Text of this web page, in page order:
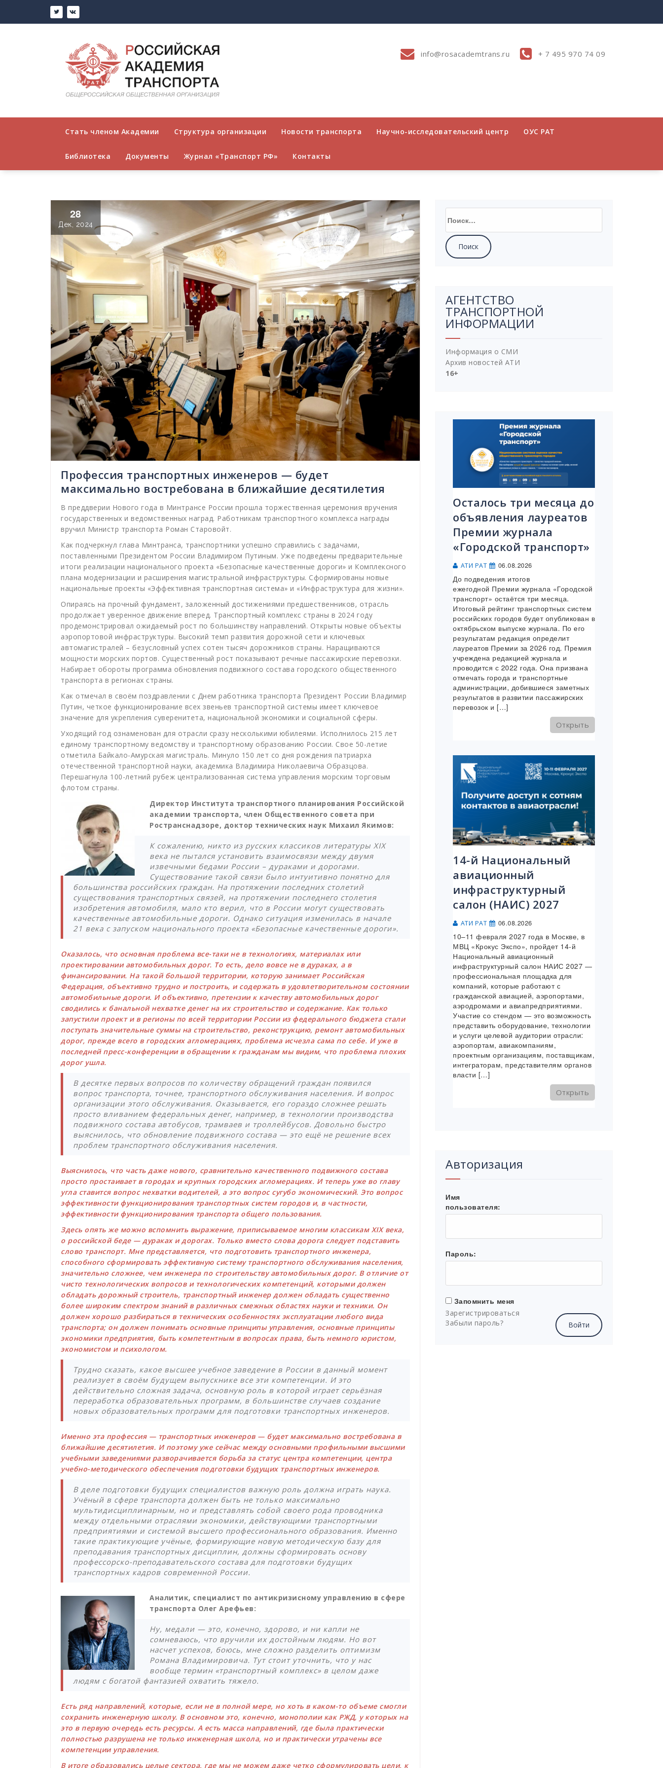
содержимому
info@rosacademtrans.ru + 7 495 970 74 09
Стать членом Академии Структура организации Новости транспорта Научно-исследовательский центр ОУС РАТ
Библиотека Документы Журнал «Транспорт РФ» Контакты
28
Дек, 2024
Профессия транспортных инженеров — будет
максимально востребована в ближайшие десятилетия
В преддверии Нового года в Минтрансе России прошла торжественная церемония вручения
государственных и ведомственных наград. Работникам транспортного комплекса награды
вручил Министр транспорта Роман Старовойт.
Как подчеркнул глава Минтранса, транспортники успешно справились с задачами,
поставленными Президентом России Владимиром Путиным. Уже подведены предварительные
итоги реализации национального проекта «Безопасные качественные дороги» и Комплексного
плана модернизации и расширения магистральной инфраструктуры. Сформированы новые
национальные проекты «Эффективная транспортная система» и «Инфраструктура для жизни».
Опираясь на прочный фундамент, заложенный достижениями предшественников, отрасль
продолжает уверенное движение вперед. Транспортный комплекс страны в 2024 году
продемонстрировал ожидаемый рост по большинству направлений. Открыты новые объекты
аэропортовой инфраструктуры. Высокий темп развития дорожной сети и ключевых
автомагистралей – безусловный успех сотен тысяч дорожников страны. Наращиваются
мощности морских портов. Существенный рост показывают речные пассажирские перевозки.
Набирает обороты программа обновления подвижного состава городского общественного
транспорта в регионах страны.
Как отмечал в своём поздравлении с Днем работника транспорта Президент России Владимир
Путин, четкое функционирование всех звеньев транспортной системы имеет ключевое
значение для укрепления суверенитета, национальной экономики и социальной сферы.
Уходящий год ознаменован для отрасли сразу несколькими юбилеями. Исполнилось 215 лет
единому транспортному ведомству и транспортному образованию России. Свое 50-летие
отметила Байкало-Амурская магистраль. Минуло 150 лет со дня рождения патриарха
отечественной транспортной науки, академика Владимира Николаевича Образцова.
Перешагнула 100-летний рубеж централизованная система управления морским торговым
флотом страны.
Директор Института транспортного планирования Российской
академии транспорта, член Общественного совета при
Ространснадзоре, доктор технических наук Михаил Якимов:
К сожалению, никто из русских классиков литературы XIX
века не пытался установить взаимосвязи между двумя
извечными бедами России – дураками и дорогами.
Существование такой связи было интуитивно понятно для
большинства российских граждан. На протяжении последних столетий
существования транспортных связей, на протяжении последнего столетия
изобретения автомобиля, мало кто верил, что в России могут существовать
качественные автомобильные дороги. Однако ситуация изменилась в начале
21 века с запуском национального проекта «Безопасные качественные дороги».
Оказалось, что основная проблема все-таки не в технологиях, материалах или
проектировании автомобильных дорог. То есть, дело вовсе не в дураках, а в
финансировании. На такой большой территории, которую занимает Российская
Федерация, объективно трудно и построить, и содержать в удовлетворительном состоянии
автомобильные дороги. И объективно, претензии к качеству автомобильных дорог
сводились к банальной нехватке денег на их строительство и содержание. Как только
запустили проект и в регионы по всей территории России из федерального бюджета стали
поступать значительные суммы на строительство, реконструкцию, ремонт автомобильных
дорог, прежде всего в городских агломерациях, проблема исчезла сама по себе. И уже в
последней пресс-конференции в обращении к гражданам мы видим, что проблема плохих
дорог ушла.
В десятке первых вопросов по количеству обращений граждан появился
вопрос транспорта, точнее, транспортного обслуживания населения. И вопрос
организации этого обслуживания. Оказывается, его гораздо сложнее решать
просто вливанием федеральных денег, например, в технологии производства
подвижного состава автобусов, трамваев и троллейбусов. Довольно быстро
выяснилось, что обновление подвижного состава — это ещё не решение всех
проблем транспортного обслуживания населения.
Выяснилось, что часть даже нового, сравнительно качественного подвижного состава
просто простаивает в городах и крупных городских агломерациях. И теперь уже во главу
угла ставится вопрос нехватки водителей, а это вопрос сугубо экономический. Это вопрос
эффективности функционирования транспортных систем городов и, в частности,
эффективности функционирования транспорта общего пользования.
Здесь опять же можно вспомнить выражение, приписываемое многим классикам XIX века,
о российской беде — дураках и дорогах. Только вместо слова дорога следует подставить
слово транспорт. Мне представляется, что подготовить транспортного инженера,
способного сформировать эффективную систему транспортного обслуживания населения,
значительно сложнее, чем инженера по строительству автомобильных дорог. В отличие от
чисто технологических вопросов и технологических компетенций, которыми должен
обладать дорожный строитель, транспортный инженер должен обладать существенно
более широким спектром знаний в различных смежных областях науки и техники. Он
должен хорошо разбираться в технических особенностях эксплуатации любого вида
транспорта; он должен понимать основные принципы управления, основные принципы
экономики предприятия, быть компетентным в вопросах права, быть немного юристом,
экономистом и психологом.
Трудно сказать, какое высшее учебное заведение в России в данный момент
реализует в своём будущем выпускнике все эти компетенции. И это
действительно сложная задача, основную роль в которой играет серьёзная
переработка образовательных программ, в большинстве случаев создание
новых образовательных программ для подготовки транспортных инженеров.
Именно эта профессия — транспортных инженеров — будет максимально востребована в
ближайшие десятилетия. И поэтому уже сейчас между основными профильными высшими
учебными заведениями разворачивается борьба за статус центра компетенции, центра
учебно-методического обеспечения подготовки будущих транспортных инженеров.
В деле подготовки будущих специалистов важную роль должна играть наука.
Учёный в сфере транспорта должен быть не только максимально
мультидисциплинарным, но и представлять собой своего рода проводника
между отдельными отраслями экономики, действующими транспортными
предприятиями и системой высшего профессионального образования. Именно
такие практикующие учёные, формирующие новую методическую базу для
преподавания транспортных дисциплин, должны сформировать основу
профессорско-преподавательского состава для подготовки будущих
транспортных кадров современной России.
Аналитик, специалист по антикризисному управлению в сфере
транспорта Олег Арефьев:
Ну, медали — это, конечно, здорово, и ни капли не
сомневаюсь, что вручили их достойным людям. Но вот
насчет успехов, боюсь, мне сложно разделить оптимизм
Романа Владимировича. Тут стоит уточнить, что у нас
вообще термин «транспортный комплекс» в целом даже
людям с богатой фантазией охватить тяжело.
Есть ряд направлений, которые, если не в полной мере, но хоть в каком-то объеме смогли
сохранить инженерную школу. В основном это, конечно, монополии как РЖД, у которых на
это в первую очередь есть ресурсы. А есть масса направлений, где была практически
полностью разрушена не только инженерная школа, но и практически утрачены все
компетенции управления.
В итоге образовались целые сектора, где мы не можем даже четко сформулировать цели, к
АГЕНТСТВО
ТРАНСПОРТНОЙ
ИНФОРМАЦИИ
Информация о СМИ
Архив новостей АТИ
16+
Осталось три месяца до
объявления лауреатов
Премии журнала
«Городской транспорт»
АТИ РАТ 06.08.2026
До подведения итогов
ежегодной Премии журнала «Городской
транспорт» остаётся три месяца.
Итоговый рейтинг транспортных систем
российских городов будет опубликован в
октябрьском выпуске журнала. По его
результатам редакция определит
лауреатов Премии за 2026 год. Премия
учреждена редакцией журнала и
проводится с 2022 года. Она призвана
отмечать города и транспортные
администрации, добившиеся заметных
результатов в развитии пассажирских
перевозок и […]
Открыть
14-й Национальный
авиационный
инфраструктурный
салон (НАИС) 2027
АТИ РАТ 06.08.2026
10–11 февраля 2027 года в Москве, в
МВЦ «Крокус Экспо», пройдет 14-й
Национальный авиационный
инфраструктурный салон НАИС 2027 —
профессиональная площадка для
компаний, которые работают с
гражданской авиацией, аэропортами,
аэродромами и авиапредприятиями.
Участие со стендом — это возможность
представить оборудование, технологии
и услуги целевой аудитории отрасли:
аэропортам, авиакомпаниям,
проектным организациям, поставщикам,
интеграторам, представителям органов
власти […]
Открыть
Авторизация
Имя
пользователя:
Пароль:
Запомнить меня
Войти
Зарегистрироваться
Забыли пароль?